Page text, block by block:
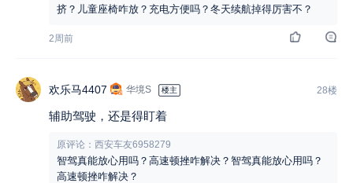
挤？儿童座椅咋放？充电方便吗？冬天续航掉得厉害不？
2周前
欢乐马4407 华境S 楼主 28楼
辅助驾驶，还是得盯着
原评论：西安车友6958279
智驾真能放心用吗？高速顿挫咋解决？智驾真能放心用吗？
高速顿挫咋解决？